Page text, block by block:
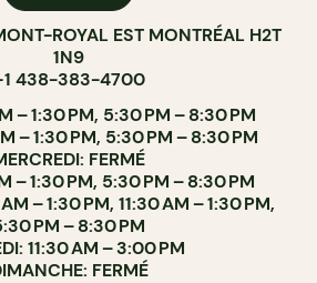
ROYAL EST MONTRÉAL H2T
1N9
438-383-4700
– 1:30 PM, 5:30 PM – 8:30 PM
– 1:30 PM, 5:30 PM – 8:30 PM
FERMÉ
– 1:30 PM, 5:30 PM – 8:30 PM
– 1:30 PM, 11:30 AM – 1:30 PM,
PM – 8:30 PM
11:30 AM – 3:00 PM
FERMÉ